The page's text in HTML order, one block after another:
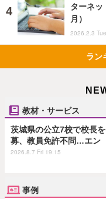
ターネッ
月）
2026.2.3
ラン
教材・サービス
茨城県の公立7校で校長
募、教員免許不問…エン
2026.8.7 Fri 19:15
事例